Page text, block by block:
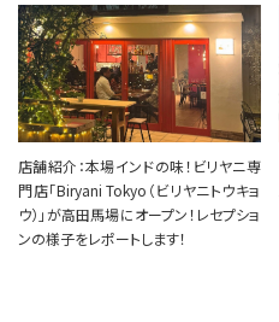
店舗紹介：本場インドの味！ビリヤニ専
門店「Biryani Tokyo（ビリヤニトウキョ
ウ）」が高田馬場にオープン！レセプショ
ンの様子をレポートします！